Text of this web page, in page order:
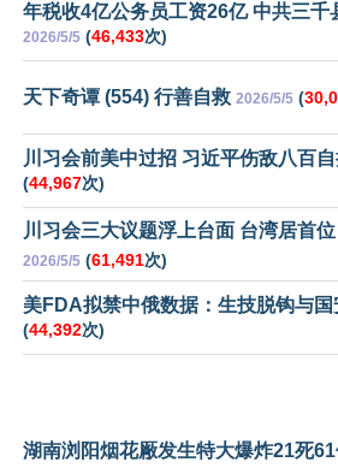
年税收4亿公务员工资26亿 中共三千
2026/5/5 (46,433次)
天下奇谭 (554) 行善自救 2026/5/5 (
川习会前美中过招 习近平伤敌八百
(44,967次)
川习会三大议题浮上台面 台湾居首位
2026/5/5 (61,491次)
美FDA拟禁中俄数据：生技脱钩与国
(44,392次)
湖南浏阳烟花厰发生特大爆炸21死